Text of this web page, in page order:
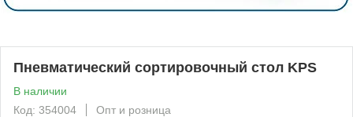
Пневматический сортировочный стол KPS
В наличии
Код: 354004
Опт и розница